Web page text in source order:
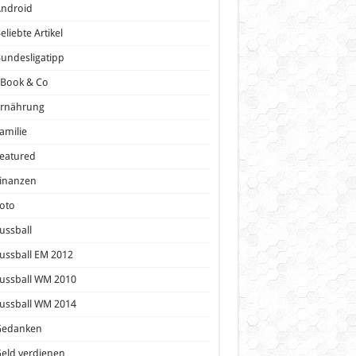
Artikel
& Co
EM 2012
WM 2010
WM 2014
verdienen